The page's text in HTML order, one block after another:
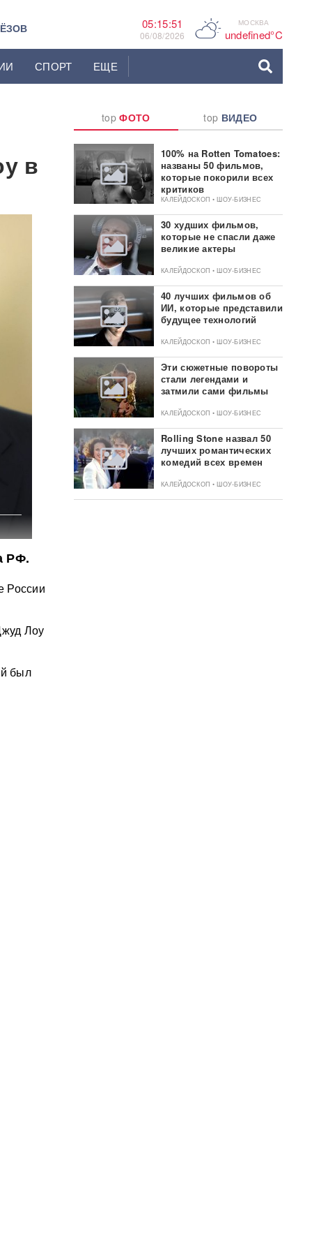
05:15:53
06/08/2026 C МОСКВА
undefined°C
СПОРТ ЕЩЕ
в
РФ.
России
Лоу
был
topФОТО top ВИДЕО
100% на Rotten Tomatoes:
названы 50 фильмов,
которые покорили всех
критиков
КАЛЕЙДОСКОП • ШОУ-БИЗНЕС
30 худших фильмов,
которые не спасли даже
великие актеры
КАЛЕЙДОСКОП • ШОУ-БИЗНЕС
40 лучших фильмов об
ИИ, которые представили
будущее технологий
КАЛЕЙДОСКОП • ШОУ-БИЗНЕС
Эти сюжетные повороты
стали легендами и
затмили сами фильмы
КАЛЕЙДОСКОП • ШОУ-БИЗНЕС
Rolling Stone назвал 50
лучших романтических
комедий всех времен
КАЛЕЙДОСКОП • ШОУ-БИЗНЕС